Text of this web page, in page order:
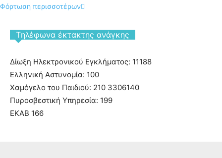
Φόρτωση περισσοτέρων
Tηλέφωνα έκτακτης ανάγκης
Δίωξη Ηλεκτρονικού Εγκλήματος: 11188
Ελληνική Αστυνομία: 100
Χαμόγελο του Παιδιού: 210 3306140
Πυροσβεστική Υπηρεσία: 199
ΕΚΑΒ 166